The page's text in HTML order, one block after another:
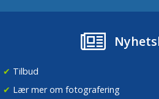
✔ Tilbud
✔ Lær mer om fotografering